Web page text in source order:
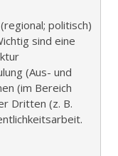
politisch)
sind eine
(Aus- und
(im Bereich
Dritten (z. B.